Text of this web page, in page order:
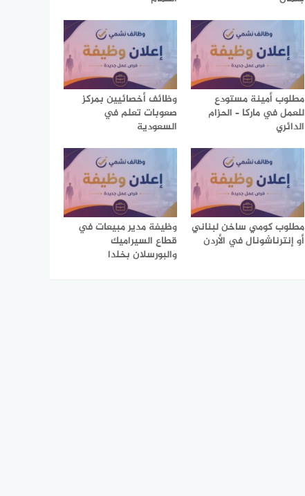
مطلوب أمينة مستودع
للعمل في ماركا – الحزام
الدائري
وظائف أخصائيين بمركز
صعوبات تعلم في
السعودية
مطلوب كومي ساخن لبناني
أو إنترناشونال في الأردن
وظيفة مدير مبيعات في
قطاع السيراميك
والبورسلان بخلدا